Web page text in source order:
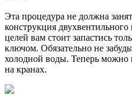
Эта процедура не должна
конструкция
целей вам стоит запастись
ключом. Обязательно не
холодной воды. Теперь можно
на кранах.